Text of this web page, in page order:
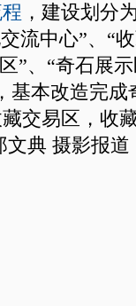
，建设划分
流中心”、“
”、“奇石展
基本改造完
交易区，收
文典 摄影报道